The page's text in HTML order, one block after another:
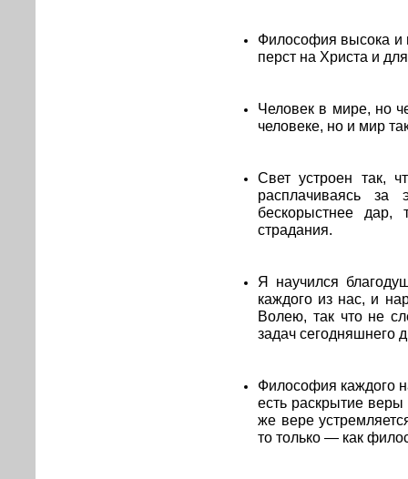
Философия высока и
перст на Христа и
Человек в мире, но
человеке, но и мир
Свет устроен так,
расплачиваясь
бескорыстнее
страдания.
Я научился
каждого из нас, и
Волею, так что не
задач сегодняшнего
Философия каждого
есть раскрытие
же вере
то только — как